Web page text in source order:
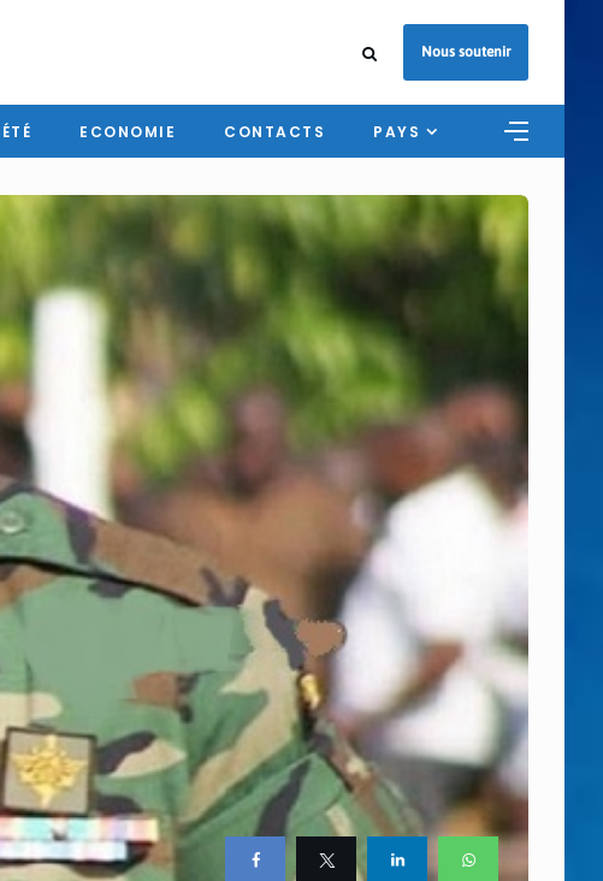
Nous soutenir
ECONOMIE CONTACTS PAYS